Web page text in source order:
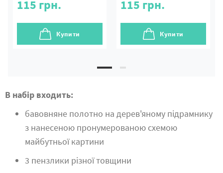
115 грн.
Купити
115 грн.
Купити
В набір входить:
бавовняне полотно на дерев'яному підрамнику
з нанесеною пронумерованою схемою
майбутньої картини
3 пензлики різної товщини